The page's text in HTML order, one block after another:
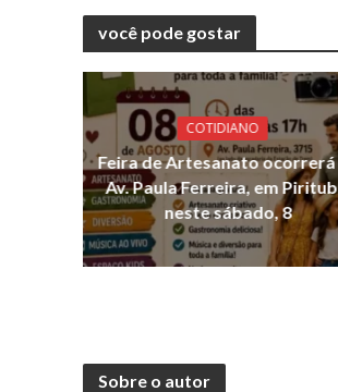
você pode gostar
COTIDIANO
Feira de Artesanato ocorrerá
Av. Paula Ferreira, em
neste sábado, 8
Sobre o autor